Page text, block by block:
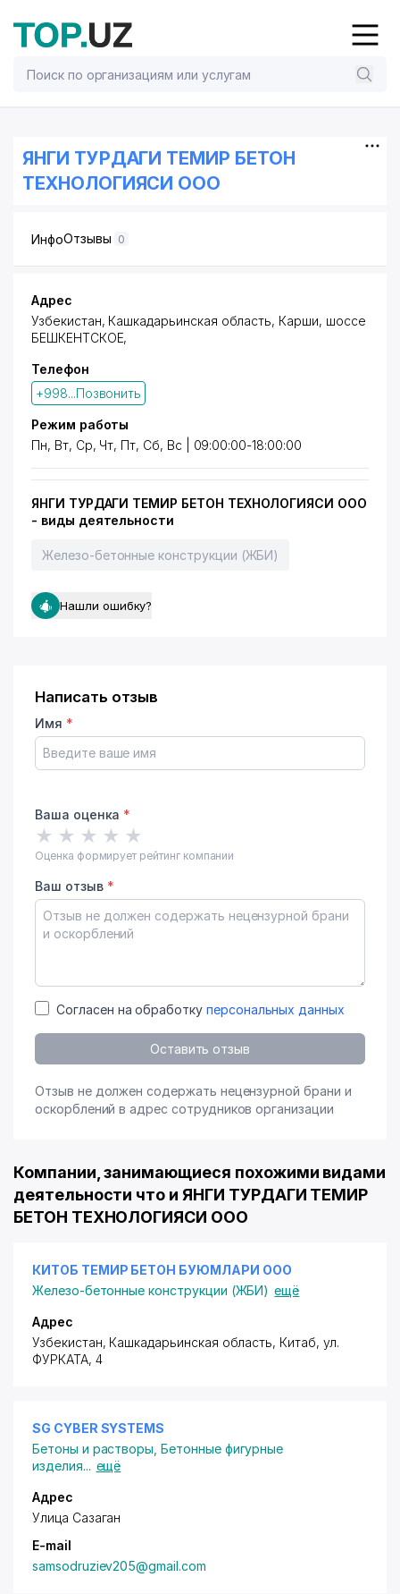
ЯНГИ ТУРДАГИ ТЕМИР БЕТОН
ТЕХНОЛОГИЯСИ ООО
ИнфоОтзывы 0
Адрес
Узбекистан, Кашкадарьинская область, Карши, шоссе
БЕШКЕНТСКОЕ,
Телефон
+998...Позвонить
Режим работы
Пн, Вт, Ср, Чт, Пт, Сб, Вс | 09:00:00-18:00:00
ЯНГИ ТУРДАГИ ТЕМИР БЕТОН ТЕХНОЛОГИЯСИ ООО
- виды деятельности
Железо-бетонные конструкции (ЖБИ)
Нашли ошибку?
Написать отзыв
Имя *
Ваша оценка *
★ ★ ★ ★ ★
Оценка формирует рейтинг компании
Ваш отзыв *
Согласен на обработку персональных данных
Оставить отзыв
Отзыв не должен содержать нецензурной брани и
оскорблений в адрес сотрудников организации
Компании, занимающиеся похожими видами
деятельности что и ЯНГИ ТУРДАГИ ТЕМИР
БЕТОН ТЕХНОЛОГИЯСИ ООО
КИТОБ ТЕМИР БЕТОН БУЮМЛАРИ ООО
Железо-бетонные конструкции (ЖБИ) ещё
Адрес
Узбекистан, Кашкадарьинская область, Китаб, ул.
ФУРКАТА, 4
SG CYBER SYSTEMS
Бетоны и растворы ,Бетонные фигурные
изделия... ещё
Адрес
Улица Сазаган
E-mail
samsodruziev205@gmail.com